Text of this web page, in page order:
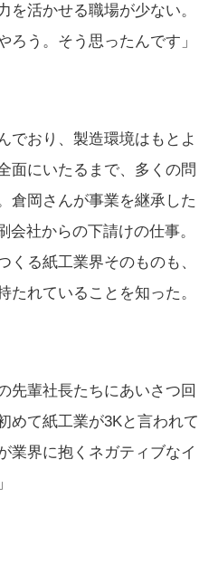
を活かせる職場が少ない。
ろう。そう思ったんです」
でおり、製造環境はもとよ
面にいたるまで、多くの問
倉岡さんが事業を継承した
会社からの下請けの仕事。
くる紙工業界そのものも、
たれていることを知った。
先輩社長たちにあいさつ回
めて紙工業が3Kと言われて
業界に抱くネガティブなイ